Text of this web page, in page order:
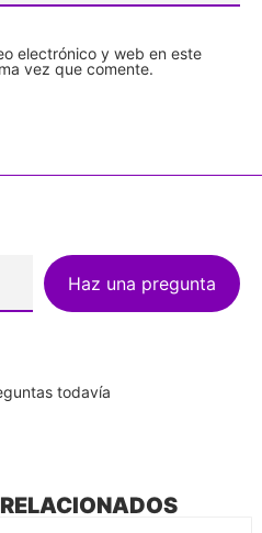
electrónico y web en este
vez que comente.
Haz una pregunta
todavía